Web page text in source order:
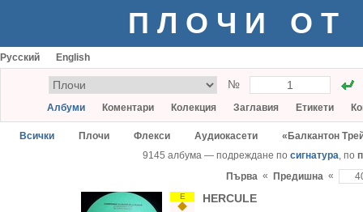
ПЛОЧИ ОТ
Русский English
№
Албуми Коментари Колекция Заглавия Етикети
Всички Плочи Флекси Аудиокасети
«Балкантон
9145 албума — подреждане по сигнатура, по
Първа « Предишна «
Е HERCULE